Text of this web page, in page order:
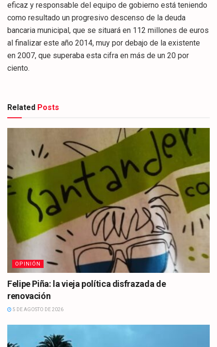
eficaz y responsable del equipo de gobierno está teniendo
como resultado un progresivo descenso de la deuda
bancaria municipal, que se situará en 112 millones de euros
al finalizar este año 2014, muy por debajo de la existente
en 2007, que superaba esta cifra en más de un 20 por
ciento.
Related Posts
OPINIÓN
Felipe Piña: la vieja política disfrazada de
renovación
5 DE AGOSTO DE 2026